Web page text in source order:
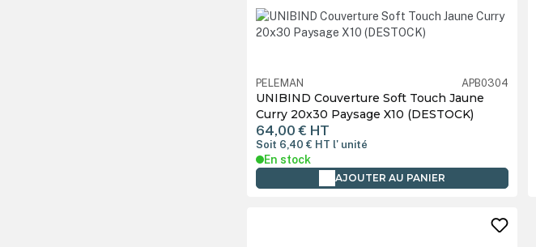
PELEMAN APB0304
UNIBIND Couverture Soft Touch Jaune
Curry 20x30 Paysage X10 (DESTOCK)
64,00 € HT
Soit 6,40 € HT l' unité
En stock
AJOUTER AU PANIER